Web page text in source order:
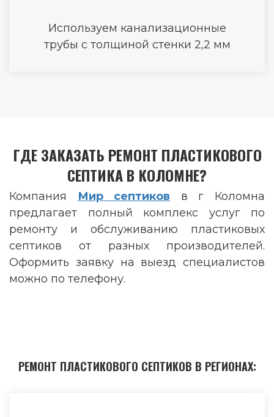
Используем канализационные
трубы с толщиной стенки 2,2 мм
ГДЕ ЗАКАЗАТЬ РЕМОНТ ПЛАСТИКОВОГО
СЕПТИКА В КОЛОМНЕ?
Компания Мир септиков в г Коломна
предлагает полный комплекс услуг по
ремонту и обслуживанию пластиковых
септиков от разных производителей.
Оформить заявку на выезд специалистов
можно по телефону.
РЕМОНТ ПЛАСТИКОВОГО СЕПТИКОВ В РЕГИОНАХ: